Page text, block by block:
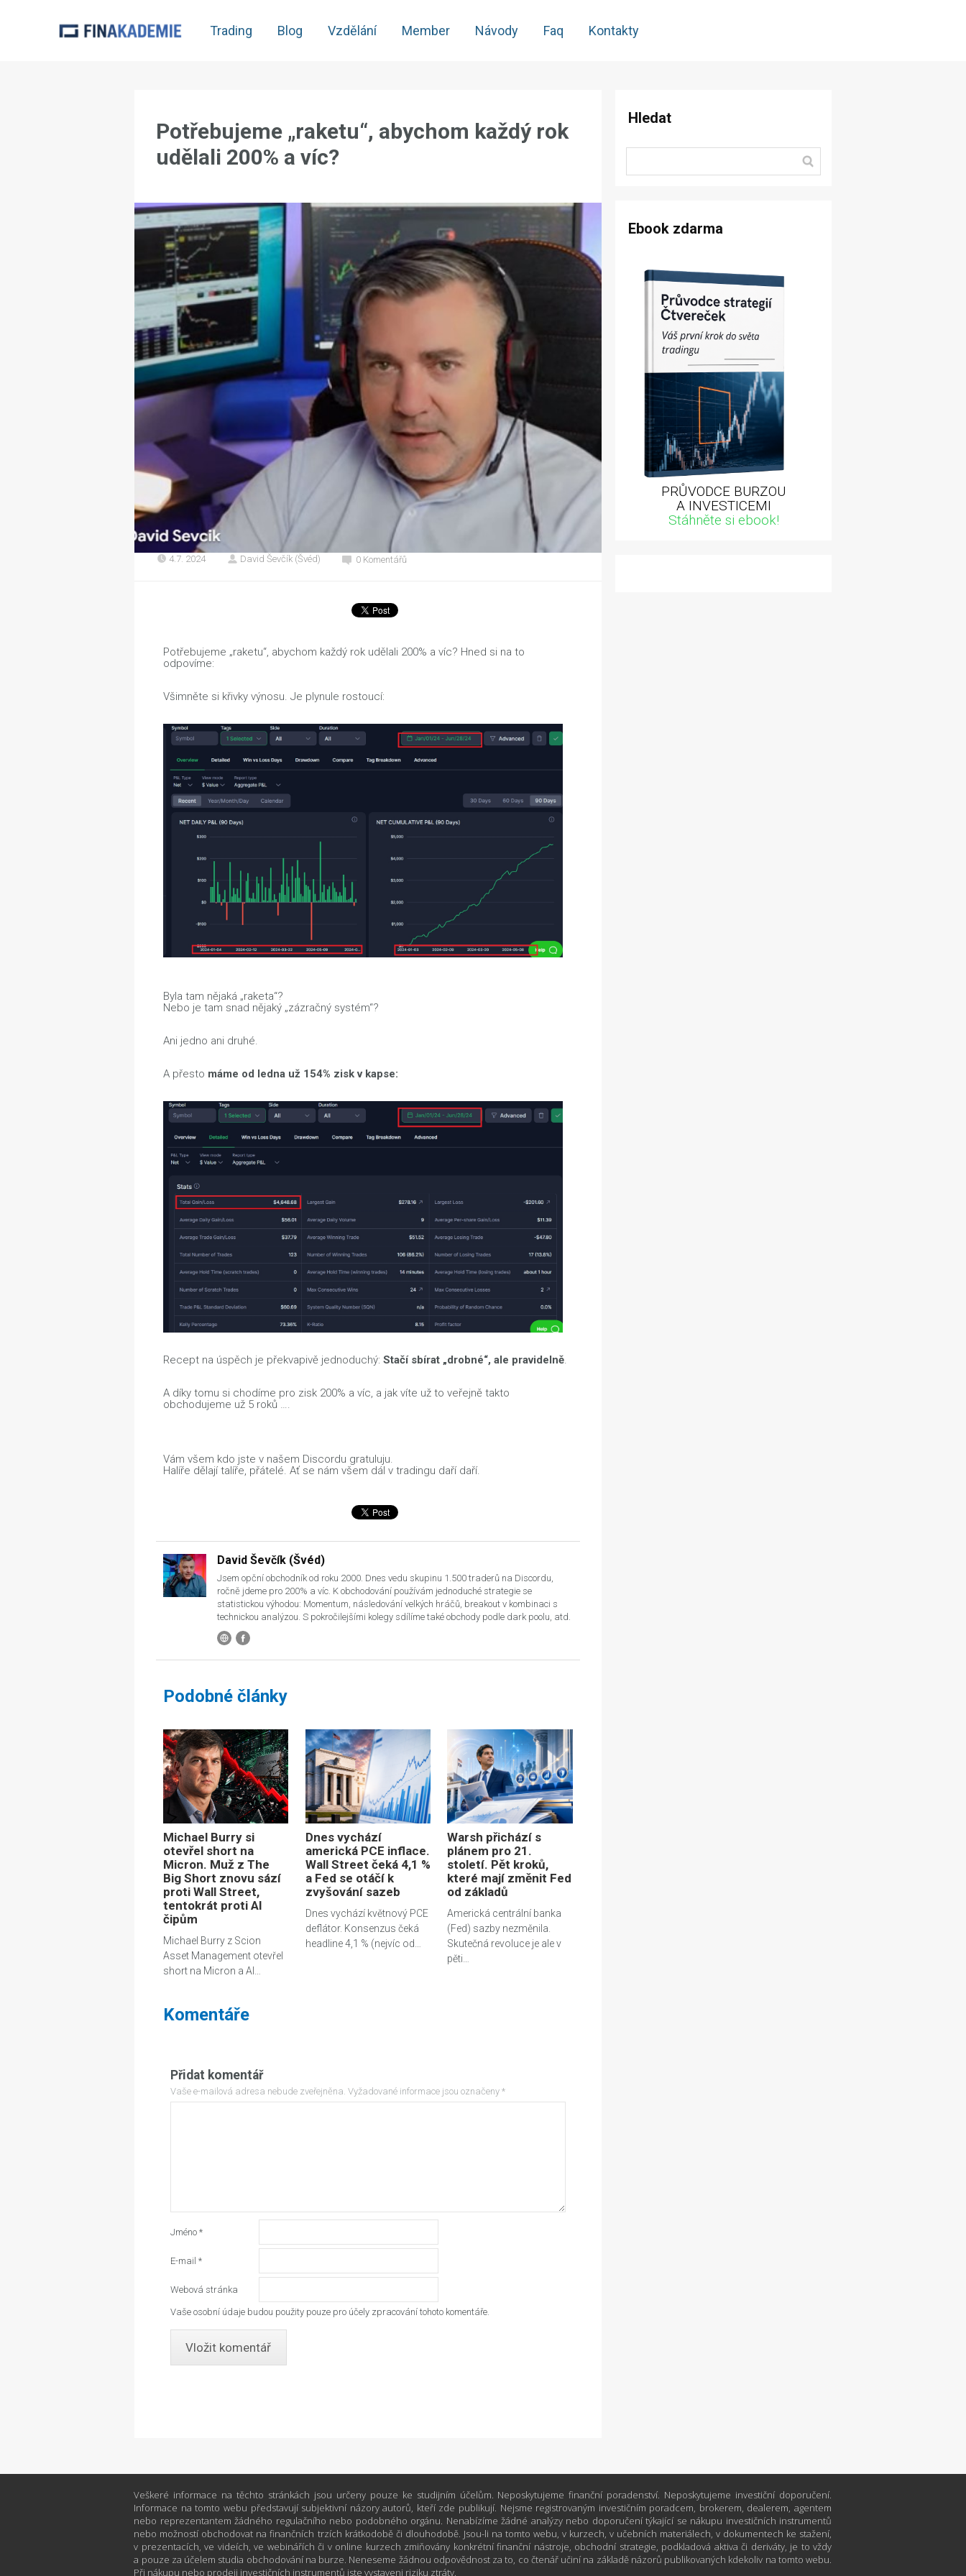
Trading Blog Vzdělání Member Návody Faq Kontakty
Potřebujeme „raketu“, abychom každý rok
udělali 200% a víc?
4.7. 2024 David Ševčík (Švéd) 0 Komentářů
Potřebujeme „raketu“, abychom každý rok udělali 200% a víc? Hned si na to
odpovíme:
Všimněte si křivky výnosu. Je plynule rostoucí:
Byla tam nějaká „raketa“?
Nebo je tam snad nějaký „zázračný systém“?
Ani jedno ani druhé.
A přesto máme od ledna už 154% zisk v kapse:
Recept na úspěch je překvapivě jednoduchý: Stačí sbírat „drobné“, ale pravidelně.
A díky tomu si chodíme pro zisk 200% a víc, a jak víte už to veřejně takto
obchodujeme už 5 roků ….
Vám všem kdo jste v našem Discordu gratuluju.
Halíře dělají talíře, přátelé. Ať se nám všem dál v tradingu daří daří.
David Ševčík (Švéd)
Jsem opční obchodník od roku 2000. Dnes vedu skupinu 1.500 traderů na Discordu,
ročně jdeme pro 200% a víc. K obchodování používám jednoduché strategie se
statistickou výhodou: Momentum, následování velkých hráčů, breakout v kombinaci s
technickou analýzou. S pokročilejšími kolegy sdílíme také obchody podle dark poolu, atd.
Podobné články
Michael Burry si
otevřel short na
Micron. Muž z The
Big Short znovu sází
proti Wall Street,
tentokrát proti AI
čipům
Michael Burry z Scion
Asset Management otevřel
short na Micron a AI…
Dnes vychází
americká PCE inflace.
Wall Street čeká 4,1 %
a Fed se otáčí k
zvyšování sazeb
Dnes vychází květnový PCE
deflátor. Konsenzus čeká
headline 4,1 % (nejvíc od…
Warsh přichází s
plánem pro 21.
století. Pět kroků,
které mají změnit Fed
od základů
Americká centrální banka
(Fed) sazby nezměnila.
Skutečná revoluce je ale v
pěti…
Komentáře
Přidat komentář
Vaše e-mailová adresa nebude zveřejněna. Vyžadované informace jsou označeny *
Jméno *
E-mail *
Webová stránka
Vaše osobní údaje budou použity pouze pro účely zpracování tohoto komentáře.
Hledat
Ebook zdarma
PRŮVODCE BURZOU
A INVESTICEMI
Stáhněte si ebook!
Veškeré informace na těchto stránkách jsou určeny pouze ke studijním účelům. Neposkytujeme finanční poradenství. Neposkytujeme investiční doporučení.
Informace na tomto webu představují subjektivní názory autorů, kteří zde publikují. Nejsme registrovaným investičním poradcem, brokerem, dealerem, agentem
nebo reprezentantem žádného regulačního nebo podobného orgánu. Nenabízíme žádné analýzy nebo doporučení týkající se nákupu investičních instrumentů
nebo možností obchodovat na finančních trzích krátkodobě či dlouhodobě. Jsou-li na tomto webu, v kurzech, v učebních materiálech, v dokumentech ke stažení,
v prezentacích, ve videích, ve webinářích či v online kurzech zmiňovány konkrétní finanční nástroje, obchodní strategie, podkladová aktiva či deriváty, je to vždy
a pouze za účelem studia obchodování na burze. Neneseme žádnou odpovědnost za to, co čtenář učiní na základě názorů publikovaných kdekoliv na tomto webu.
Při nákupu nebo prodeji investičních instrumentů jste vystaveni riziku ztráty.